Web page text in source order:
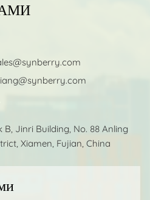
B, Jinri Building, No. 88 Anling
Xiamen, Fujian, China